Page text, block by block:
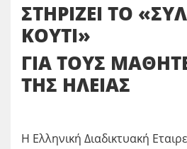
ΣΤΗΡΙΖΕΙ ΤΟ
ΚΟΥΤΙ»
ΓΙΑ ΤΟΥΣ
ΤΗΣ ΗΛΕΙΑΣ
Η Ελληνική Διαδικτυακή